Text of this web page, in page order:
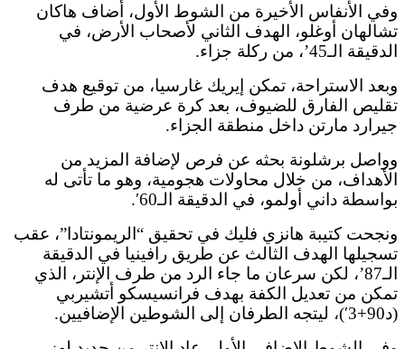
وفي الأنفاس الأخيرة من الشوط الأول، أضاف هاكان
تشالهان أوغلو، الهدف الثاني لأصحاب الأرض، في
الدقيقة الـ45’، من ركلة جزاء.
وبعد الاستراحة، تمكن إيريك غارسيا، من توقيع هدف
تقليص الفارق للضيوف، بعد كرة عرضية من طرف
جيرارد مارتن داخل منطقة الجزاء.
وواصل برشلونة بحثه عن فرص لإضافة المزيد من
الأهداف، من خلال محاولات هجومية، وهو ما تأتى له
بواسطة داني أولمو، في الدقيقة الـ60′.
ونجحت كتيبة هانزي فليك في تحقيق “الريمونتادا”، عقب
تسجيلها الهدف الثالث عن طريق رافينيا في الدقيقة
الـ87’، لكن سرعان ما جاء الرد من طرف الإنتر، الذي
تمكن من تعديل الكفة بهدف فرانسيسكو أتشيربي
(د90+3′)، ليتجه الطرفان إلى الشوطين الإضافيين.